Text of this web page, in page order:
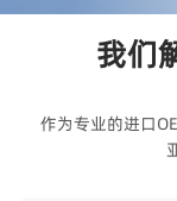
我们
作为专业的进口